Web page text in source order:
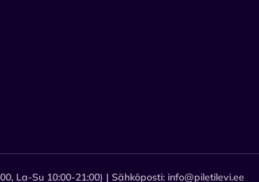
La-Su 10:00-21:00) | Sähköposti: info@piletilevi.ee